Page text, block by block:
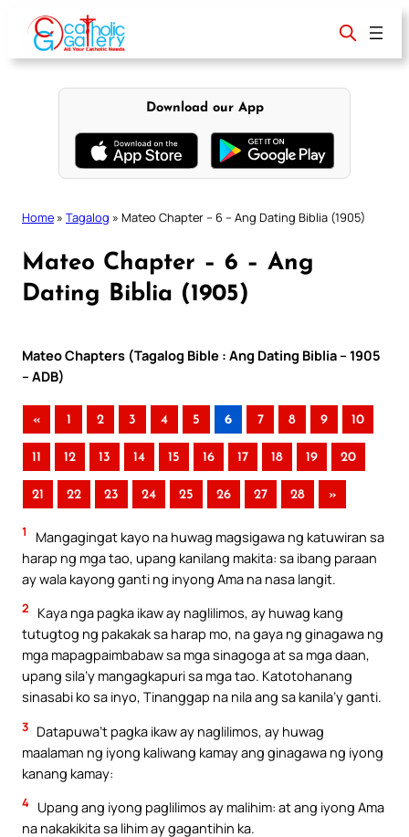
content
Download our App
Home » Tagalog » Mateo Chapter – 6 – Ang Dating Biblia (1905)
Mateo Chapter – 6 – Ang
Dating Biblia (1905)
Mateo Chapters (Tagalog Bible : Ang Dating Biblia – 1905
– ADB)
« 1 2 3 4 5 6 7 8 9 10
11 12 13 14 15 16 17 18 19 20
21 22 23 24 25 26 27 28 »
1
Mangagingat kayo na huwag magsigawa ng katuwiran sa
harap ng mga tao, upang kanilang makita: sa ibang paraan
ay wala kayong ganti ng inyong Ama na nasa langit.
2
Kaya nga pagka ikaw ay naglilimos, ay huwag kang
tutugtog ng pakakak sa harap mo, na gaya ng ginagawa ng
mga mapagpaimbabaw sa mga sinagoga at sa mga daan,
upang sila’y mangagkapuri sa mga tao. Katotohanang
sinasabi ko sa inyo, Tinanggap na nila ang sa kanila’y ganti.
3 Datapuwa’t pagka ikaw ay naglilimos, ay huwag
maalaman ng iyong kaliwang kamay ang ginagawa ng iyong
kanang kamay:
4 Upang ang iyong paglilimos ay malihim: at ang iyong Ama
na nakakikita sa lihim ay gagantihin ka.